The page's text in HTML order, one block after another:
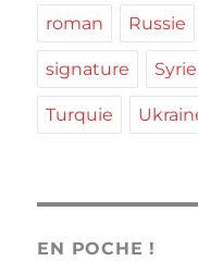
roman Russie
signature Syrie
Turquie
EN POCHE !